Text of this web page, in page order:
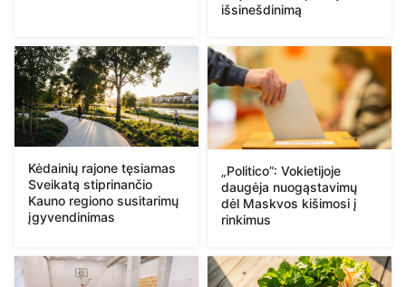
išsinešdinimą
Kėdainių rajone tęsiamas
Sveikatą stiprinančio
Kauno regiono susitarimų
įgyvendinimas
„Politico”: Vokietijoje
daugėja nuogąstavimų
dėl Maskvos kišimosi į
rinkimus